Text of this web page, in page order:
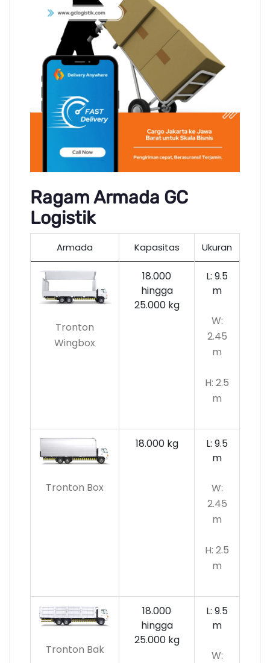
Ragam Armada GC
Logistik
Armada Kapasitas Ukuran
Tronton
Wingbox
18.000
hingga
25.000 kg
L: 9.5
m
W:
2.45
m
H: 2.5
m
Tronton Box
18.000 kg
L: 9.5
m
W:
2.45
m
H: 2.5
m
Tronton Bak
18.000
hingga
25.000 kg
L: 9.5
m
W: